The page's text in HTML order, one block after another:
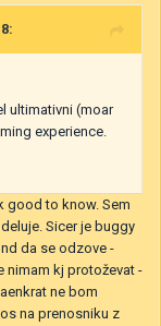
ultimativni (moar
experience.
good to know. Sem
Sicer je buggy
da se odzove -
nimam kj protoževat -
ne bom
na prenosniku z